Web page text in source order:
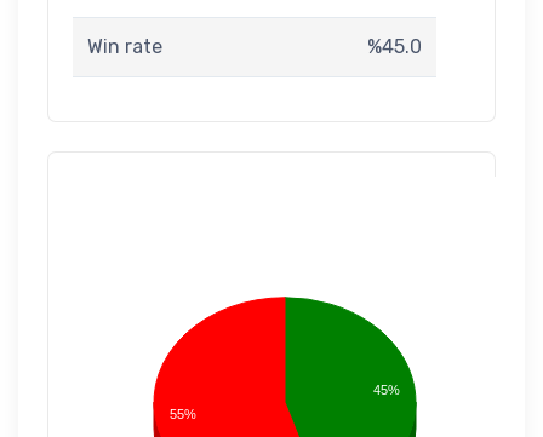
Win rate %45.0
45%
55%